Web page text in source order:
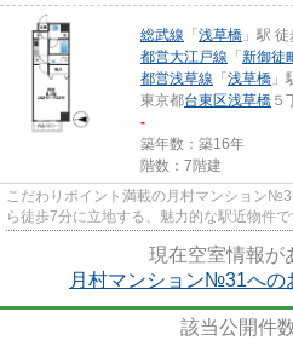
総武線 「 浅草橋 」駅
都営大江戸線 「 新御徒
都営浅草線 「 浅草橋 」
東京都台東区浅草橋 ５
-
築年数：築16年
階数：7階建
こだわりポイント満載の月村マンション
ら徒歩7分に立地する、魅力的な駅近物件です。 蔵前警察署 浅草橋地域安
現在空室情報が
月村マンション№31への
該当公開件